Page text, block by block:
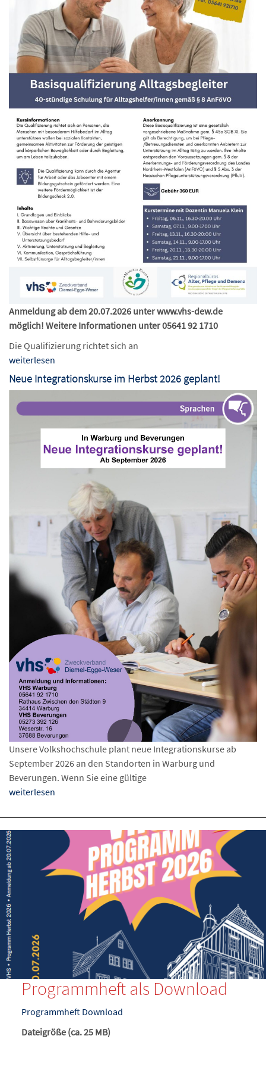
Anmeldung ab dem 20.07.2026 unter www.vhs-dew.de
möglich! Weitere Informationen unter 05641 92 1710
Die Qualifizierung richtet sich an
weiterlesen
Neue Integrationskurse im Herbst 2026 geplant!
Unsere Volkshochschule plant neue Integrationskurse ab
September 2026 an den Standorten in Warburg und
Beverungen. Wenn Sie eine gültige
weiterlesen
Programmheft als Download
Programmheft Download
Dateigröße (ca. 25 MB)